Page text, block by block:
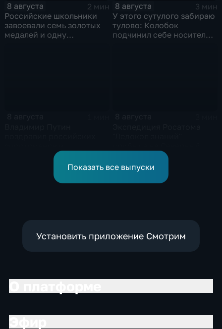
8 августа
2 мин
Российские школьники
завоевали семь золотых
медалей и одну
8 августа
3 мин
У этого сутулого забираю
тулово: Колобок
подчинил себе носителя в
физкультурников с
профессиональнымПоказать все выпуски
Установить приложение Смотрим